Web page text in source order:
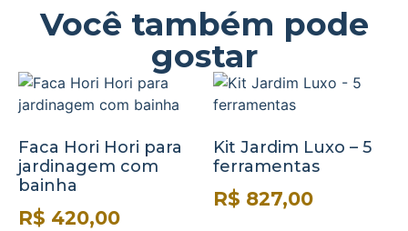
Você também pode
gostar
Faca Hori Hori para
jardinagem com
bainha
R$ 420,00
Kit Jardim Luxo – 5
ferramentas
R$ 827,00